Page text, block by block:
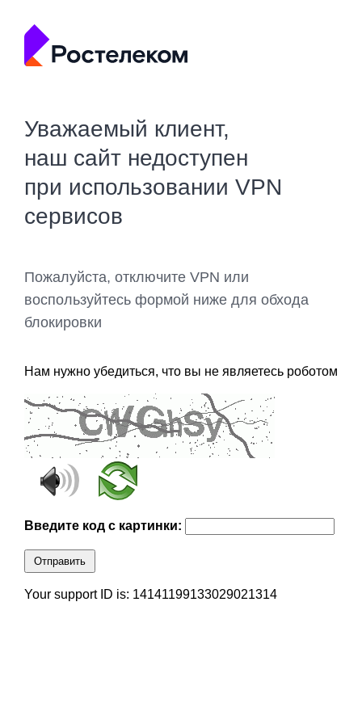
Уважаемый клиент,
наш сайт недоступен
при использовании VPN
сервисов
Пожалуйста, отключите VPN или
воспользуйтесь формой ниже для обхода
блокировки
Нам нужно убедиться, что вы не являетесь роботом
Введите код с картинки:
Отправить
Your support ID is: 14141199133029021314